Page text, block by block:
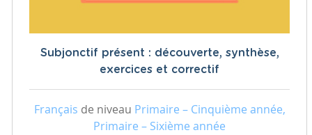
Subjonctif présent : découverte, synthèse,
exercices et correctif
Français de niveau Primaire – Cinquième année,
Primaire – Sixième année